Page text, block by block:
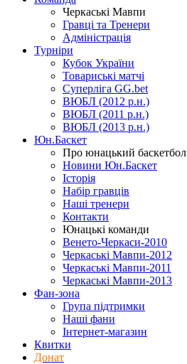
Черкаські Мавпи
Гравці та Тренери
Адміністрація
Турніри
Кубок України
Товариські матчі
Суперліга GG.bet
ВЮБЛ (2012 р.н.)
ВЮБЛ (2011 р.н.)
ВЮБЛ (2013 р.н.)
Юн.Баскет
Про юнацький баскетбол
Новини Юн.Баскет
Історія
Набір гравців
Наші тренери
Контакти
Юнацькі команди
Венето-Черкаси-2010
Черкаські Мавпи-2012
Черкаські Мавпи-2011
Черкаські Мавпи-2013
Фан-зона
Група підтримки
Наші фани
Інтернет-магазин
Квитки
Донат